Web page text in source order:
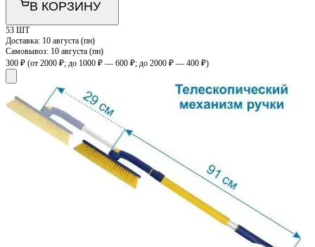
В КОРЗИНУ
53 ШТ
Доставка: 10 августа (пн)
Самовывоз: 10 августа (пн)
300 ₽ (от 2000 ₽; до 1000 ₽ — 600 ₽; до 2000 ₽ — 400 ₽)